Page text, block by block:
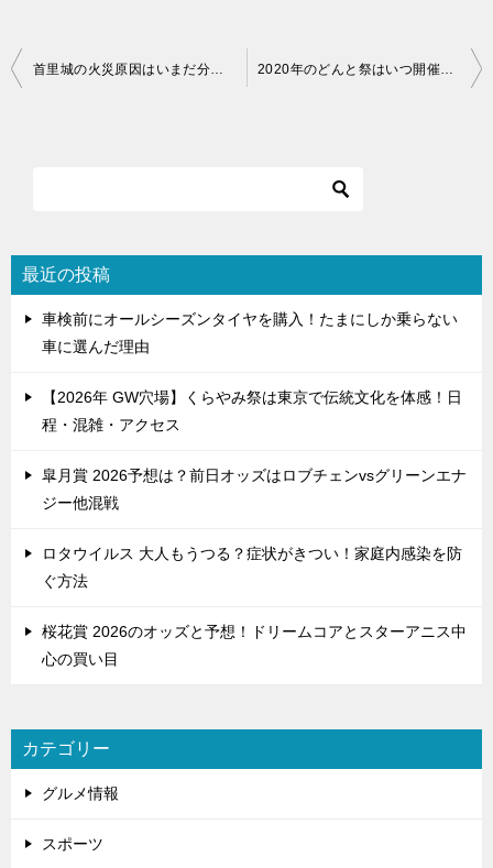
投
シ
ョ
首里城の火災原因はいまだ分からず！沖縄観光は首里城以外にも見所あり 2020年のどんと祭はいつ開催？仙台市の大崎八幡宮や岩沼の竹駒神社が有名
最近の投稿
車検前にオールシーズンタイヤを購入！たまにしか乗らない
車に選んだ理由
【2026年 GW穴場】くらやみ祭は東京で伝統文化を体感！日
程・混雑・アクセス
皐月賞 2026予想は？前日オッズはロブチェンvsグリーンエナ
ジー他混戦
ロタウイルス 大人もうつる？症状がきつい！家庭内感染を防
ぐ方法
桜花賞 2026のオッズと予想！ドリームコアとスターアニス中
心の買い目
カテゴリー
グルメ情報
スポーツ